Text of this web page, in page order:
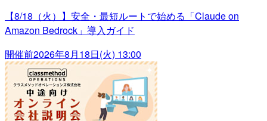
【8/18（火）】安全・最短ルートで始める「Claude on
Amazon Bedrock」導入ガイド
開催前2026年8月18日(火) 13:00